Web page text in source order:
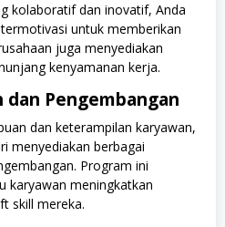
kolaboratif dan inovatif, Anda
untuk memberikan
juga menyediakan
kenyamanan kerja.
dan Pengembangan
dan keterampilan karyawan,
menyediakan berbagai
Program ini
karyawan meningkatkan
skill mereka.